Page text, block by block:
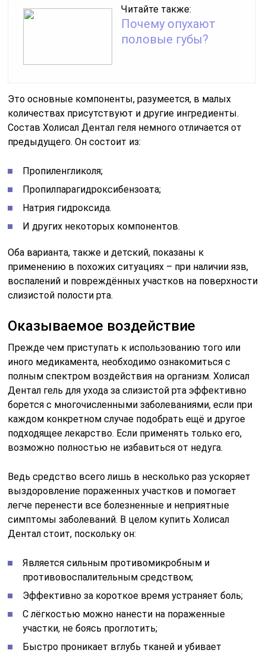
Читайте также:
Почему опухают
половые губы?
Это основные компоненты, разумеется, в малых
количествах присутствуют и другие ингредиенты.
Состав Холисал Дентал геля немного отличается от
предыдущего. Он состоит из:
Пропиленгликоля;
Пропилпарагидроксибензоата;
Натрия гидроксида.
И других некоторых компонентов.
Оба варианта, также и детский, показаны к
применению в похожих ситуациях – при наличии язв,
воспалений и повреждённых участков на поверхности
слизистой полости рта.
Оказываемое воздействие
Прежде чем приступать к использованию того или
иного медикамента, необходимо ознакомиться с
полным спектром воздействия на организм. Холисал
Дентал гель для ухода за слизистой рта эффективно
борется с многочисленными заболеваниями, если при
каждом конкретном случае подобрать ещё и другое
подходящее лекарство. Если применять только его,
возможно полностью не избавиться от недуга.
Ведь средство всего лишь в несколько раз ускоряет
выздоровление пораженных участков и помогает
легче перенести все болезненные и неприятные
симптомы заболеваний. В целом купить Холисал
Дентал стоит, поскольку он:
Является сильным противомикробным и
противовоспалительным средством;
Эффективно за короткое время устраняет боль;
С лёгкостью можно нанести на пораженные
участки, не боясь проглотить;
Быстро проникает вглубь тканей и убивает